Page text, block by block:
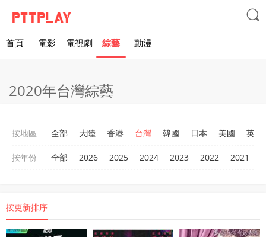

首頁 電影 電視劇 綜藝 動漫
2020年台灣綜藝
按地區 全部 大陸 香港 台灣 韓國 日本 美國 英國
按年份 全部 2026 2025 2024 2023 2022 2021
按更新排序